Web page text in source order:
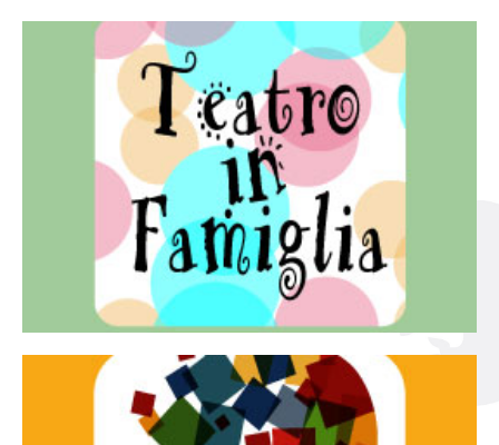
Teatro in famiglia
Teatro In Famiglia è una rassegna di teatro concepita
per far condividere e godere del teatro all’intera
famiglia.
Continua